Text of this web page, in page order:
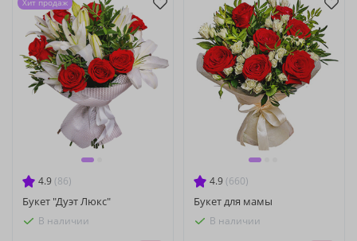
4.9 (86)
Букет "Дуэт Люкс"
В наличии
Хит продаж
4.9 (660)
Букет для мамы
В наличии